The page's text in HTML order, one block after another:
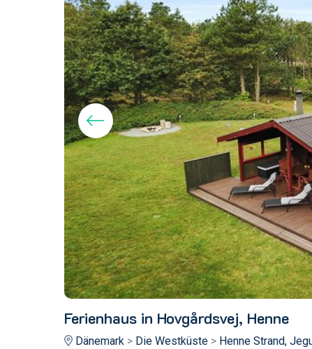
Ferienhaus in Hovgårdsvej, Henne
Dänemark> Die Westküste> Henne Strand,